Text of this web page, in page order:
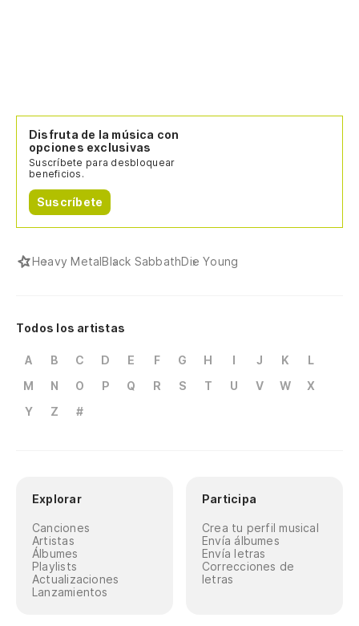
Disfruta de la música con
opciones exclusivas
Suscríbete para desbloquear
beneficios.
Suscríbete
Heavy MetalBlack SabbathDie Young
Todos los artistas
A B C D E F G H I J K
L
M
N O P Q R S T U V W
X
Y
Z #
Explorar
Canciones
Artistas
Álbumes
Playlists
Actualizaciones
Lanzamientos
Participa
Crea tu perfil musical
Envía álbumes
Envía letras
Correcciones de
letras